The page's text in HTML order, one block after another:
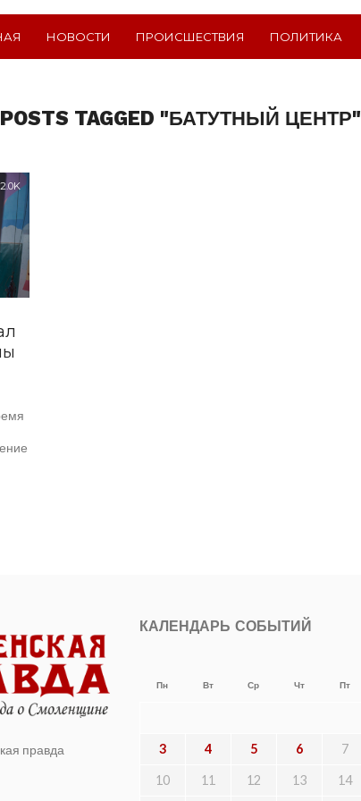
НОВОСТИ ПРОИСШЕСТВИЯ ПОЛИТИКА
TAGGED "БАТУТНЫЙ ЦЕНТР"
2.0K
правда
КАЛЕНДАРЬ СОБЫТИЙ
Пн Вт Ср Чт Пт
3 4 5 6 7
10 11 12 13 14